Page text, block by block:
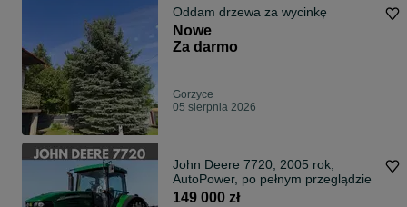
Oddam drzewa za wycinkę
Nowe
Za darmo
Gorzyce
05 sierpnia 2026
John Deere 7720, 2005 rok,
AutoPower, po pełnym przeglądzie
149 000 zł